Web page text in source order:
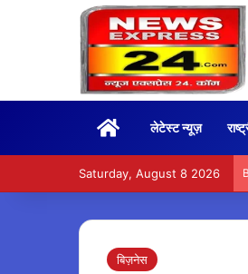
Homeलेटेस्ट न्यूज़
Saturday, August 8 2026
बिज़नेस